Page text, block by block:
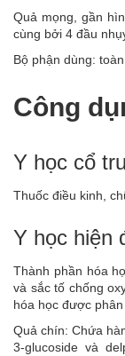
Quả mọng, gần
cùng bởi 4 đầu
Bộ phận dùng:
Công
Y học cổ
Thuốc điều kinh,
Y học hiện
Thành phần hóa
và sắc tố chống
hóa học được
Quả chín: Chứa
3-glucoside và